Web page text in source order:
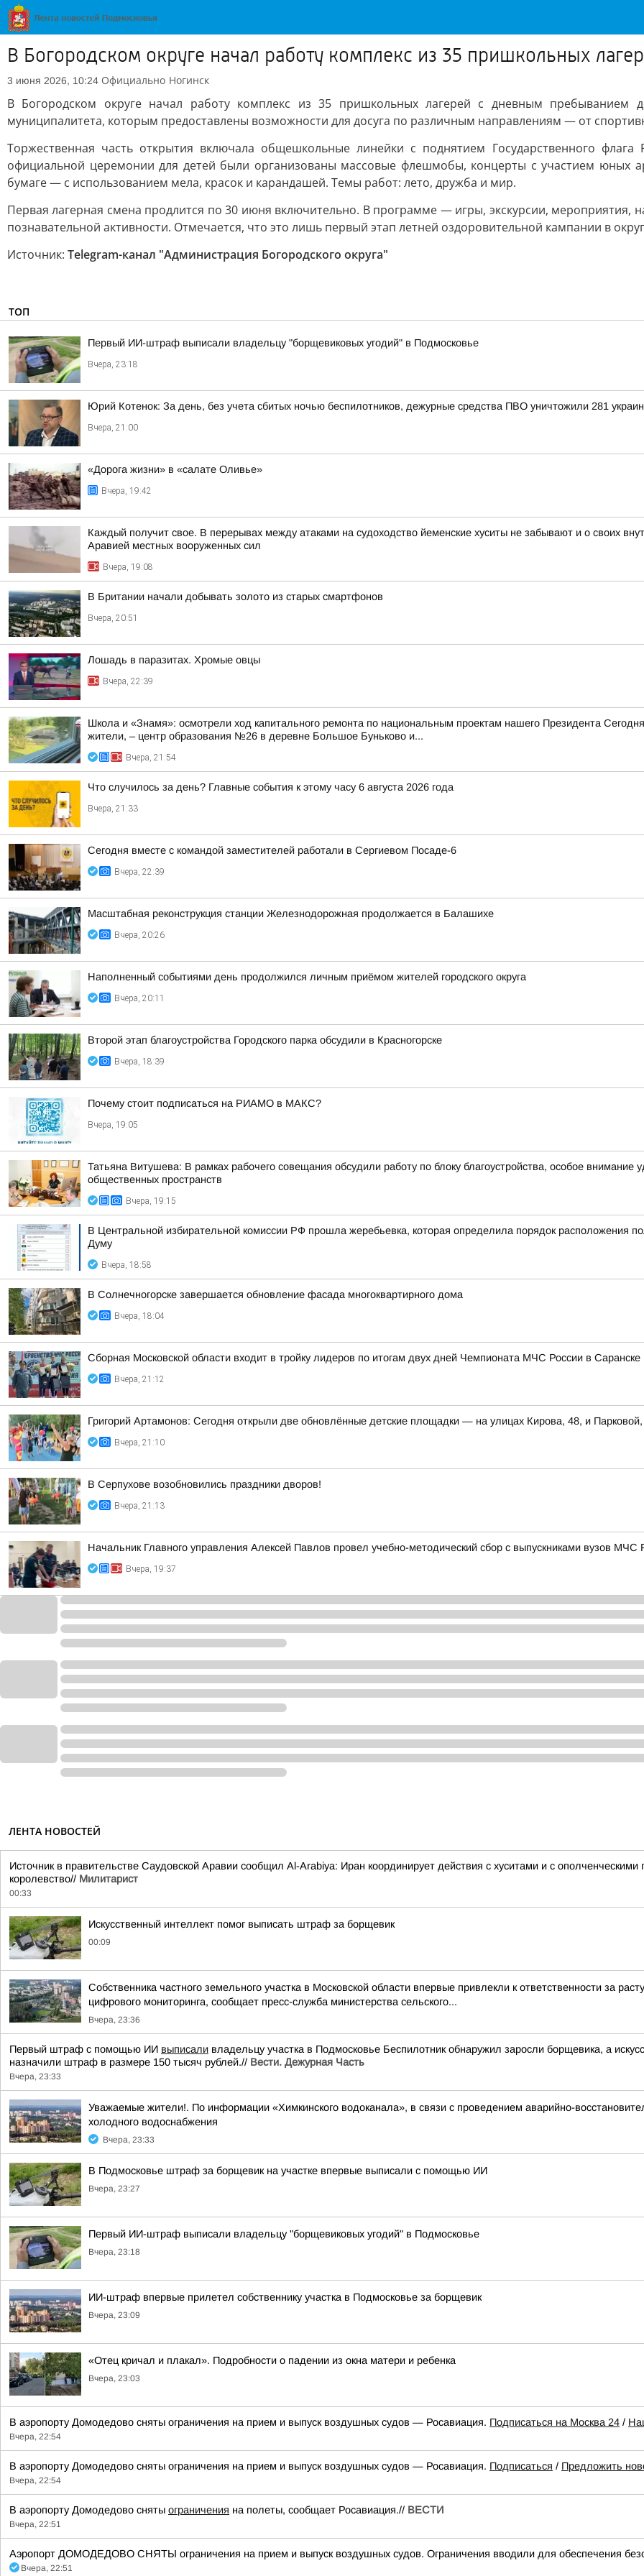
В Богородском округе начал работу комплекс из 35 пришкольных
3 июня 2026, 10:24 Официально Ногинск
В Богородском округе начал работу комплекс из 35 пришкольных лагерей с дневным пребыванием
муниципалитета, которым предоставлены возможности для досуга по различным направлениям — от
Торжественная часть открытия включала общешкольные линейки с поднятием Государственного
официальной церемонии для детей были организованы массовые флешмобы, концерты с участием юных
бумаге — с использованием мела, красок и карандашей. Темы работ: лето, дружба и мир.
Первая лагерная смена продлится по 30 июня включительно. В программе — игры, экскурсии, мероприятия,
познавательной активности. Отмечается, что это лишь первый этап летней оздоровительной кампании в
Источник: Telegram-канал "Администрация Богородского округа"
ТОП
Первый ИИ-штраф выписали владельцу "борщевиковых угодий" в Подмосковье
Вчера, 23:18
Юрий Котенок: За день, без учета сбитых ночью беспилотников, дежурные средства ПВО уничтожили 281
Вчера, 21:00
«Дорога жизни» в «салате Оливье»
Вчера, 19:42
Каждый получит свое. В перерывах между атаками на судоходство йеменские хуситы не забывают и о своих
Аравией местных вооруженных сил
Вчера, 19:08
В Британии начали добывать золото из старых смартфонов
Вчера, 20:51
Лошадь в паразитах. Хромые овцы
Вчера, 22:39
Школа и «Знамя»: осмотрели ход капитального ремонта по национальным проектам нашего Президента
жители, – центр образования №26 в деревне Большое Буньково и...
Вчера, 21:54
Что случилось за день? Главные события к этому часу 6 августа 2026 года
Вчера, 21:33
Сегодня вместе с командой заместителей работали в Сергиевом Посаде-6
Вчера, 22:39
Масштабная реконструкция станции Железнодорожная продолжается в Балашихе
Вчера, 20:26
Наполненный событиями день продолжился личным приёмом жителей городского округа
Вчера, 20:11
Второй этап благоустройства Городского парка обсудили в Красногорске
Вчера, 18:39
Почему стоит подписаться на РИАМО в МАКС?
Вчера, 19:05
Татьяна Витушева: В рамках рабочего совещания обсудили работу по блоку благоустройства, особое внимание
общественных пространств
Вчера, 19:15
В Центральной избирательной комиссии РФ прошла жеребьевка, которая определила порядок расположения
Думу
Вчера, 18:58
В Солнечногорске завершается обновление фасада многоквартирного дома
Вчера, 18:04
Сборная Московской области входит в тройку лидеров по итогам двух дней Чемпионата МЧС России в Саранске
Вчера, 21:12
Григорий Артамонов: Сегодня открыли две обновлённые детские площадки — на улицах Кирова, 48, и
Вчера, 21:10
В Серпухове возобновились праздники дворов!
Вчера, 21:13
Начальник Главного управления Алексей Павлов провел учебно-методический сбор с выпускниками вузов МЧС
Вчера, 19:37
ЛЕНТА НОВОСТЕЙ
Источник в правительстве Саудовской Аравии сообщил Al-Arabiya: Иран координирует действия с хуситами и с
королевство// Милитарист
00:33
Искусственный интеллект помог выписать штраф за борщевик
00:09
Собственника частного земельного участка в Московской области впервые привлекли к ответственности за
цифрового мониторинга, сообщает пресс-служба министерства сельского...
Вчера, 23:36
Первый штраф с помощью ИИ выписали владельцу участка в Подмосковье Беспилотник обнаружил заросли борщевика, а
назначили штраф в размере 150 тысяч рублей.// Вести. Дежурная Часть
Вчера, 23:33
Уважаемые жители!. По информации «Химкинского водоканала», в связи с проведением аварийно-
холодного водоснабжения
Вчера, 23:33
В Подмосковье штраф за борщевик на участке впервые выписали с помощью ИИ
Вчера, 23:27
Первый ИИ-штраф выписали владельцу "борщевиковых угодий" в Подмосковье
Вчера, 23:18
ИИ-штраф впервые прилетел собственнику участка в Подмосковье за борщевик
Вчера, 23:09
«Отец кричал и плакал». Подробности о падении из окна матери и ребенка
Вчера, 23:03
В аэропорту Домодедово сняты ограничения на прием и выпуск воздушных судов — Росавиация. Подписаться на Москва 24 /
Вчера, 22:54
В аэропорту Домодедово сняты ограничения на прием и выпуск воздушных судов — Росавиация. Подписаться / Предложить
Вчера, 22:54
В аэропорту Домодедово сняты ограничения на полеты, сообщает Росавиация.// ВЕСТИ
Вчера, 22:51
Аэропорт ДОМОДЕДОВО СНЯТЫ ограничения на прием и выпуск воздушных судов. Ограничения вводили для обеспечения
Вчера, 22:51